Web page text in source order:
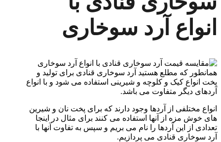
انواع آرد سوخاری
همانطور که مطلع هستید آرد سوخاری قنادی برای تولید و
پخت انواع کیک و کلوچه و شیرینی استفاده می شود و با انواع
آردهای دیگر متفاوت می باشد.
انواع مختلفی از آردها وجود دارند که برای پخت نان و شیرین
های خوش مزه از آنها استفاده می کنند برای مثال در اینجا
تعدادی از این آردها را نام می بریم و سپس به تفاوت آنها با
آرد سوخاری قنادی می پردازیم.